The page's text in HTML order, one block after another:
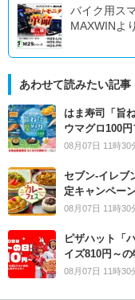
バイク用ス
MAXWINよ
あわせて読みたい記事
はま寿司「旨
ウマグロ100
08月07日 11時30
セブン‐イレブ
定キャンペー
08月07日 11時30
ピザハット「
イズ810円～
08月07日 11時30